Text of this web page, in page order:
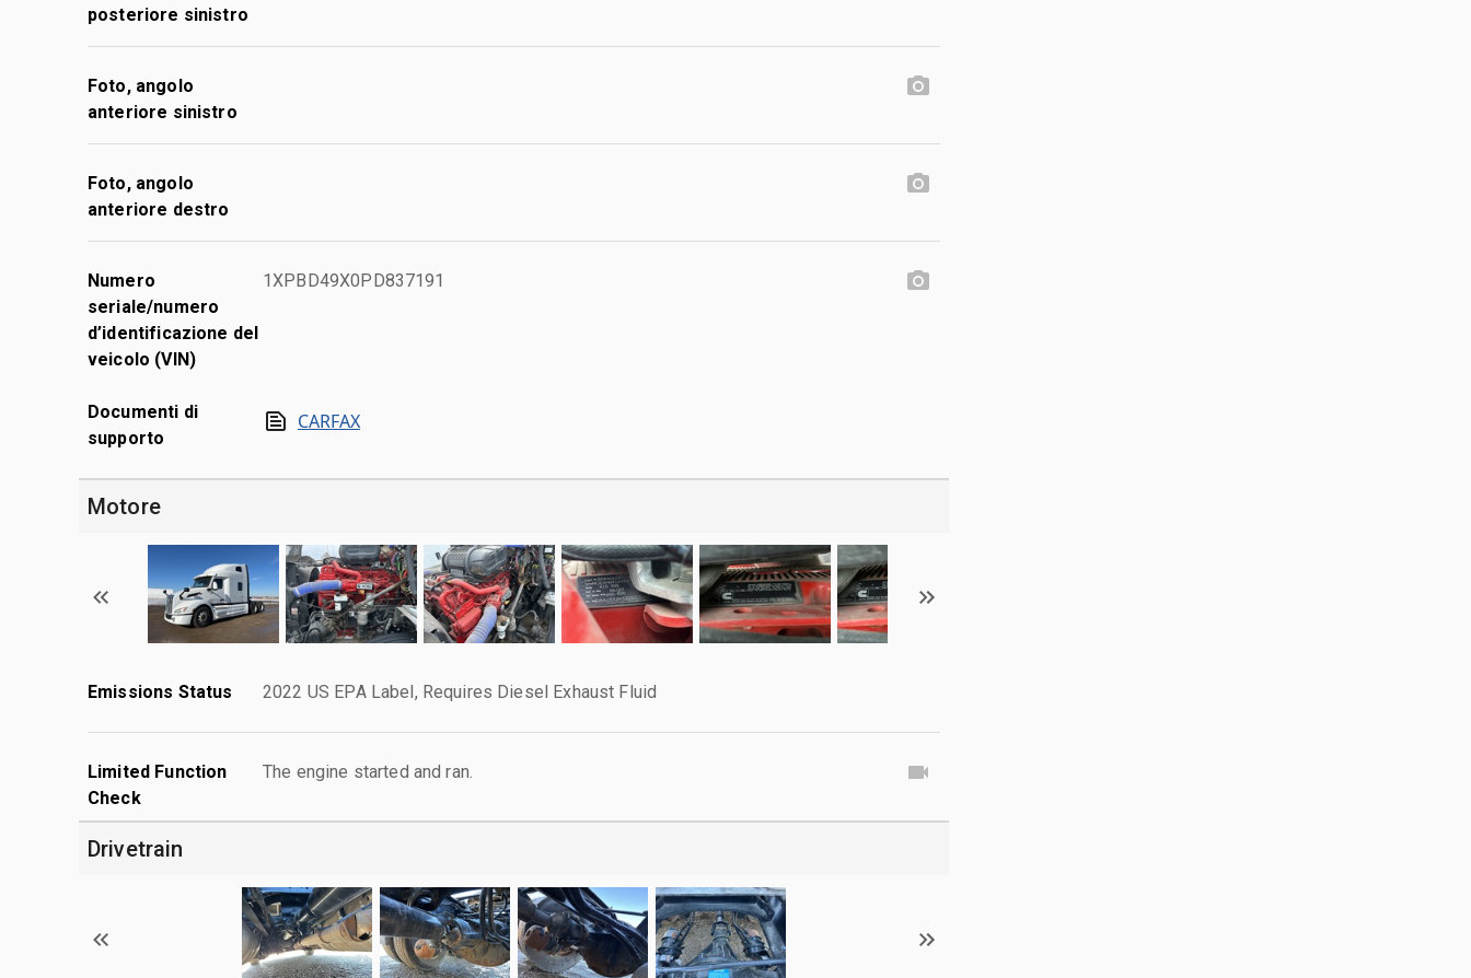
posteriore sinistro
Foto, angolo
anteriore sinistro
Foto, angolo
anteriore destro
Numero
seriale/numero
d’identificazione del
veicolo (VIN)
1XPBD49X0PD837191
Documenti di
supporto
CARFAX
Motore
Emissions Status 2022 US EPA Label, Requires Diesel Exhaust Fluid
Limited Function
Check
The engine started and ran.
Drivetrain